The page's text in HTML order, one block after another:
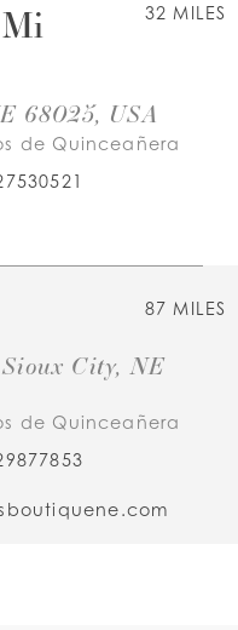
32 MILES
68025, USA
de Quinceañera
87 MILES
City, NE
de Quinceañera